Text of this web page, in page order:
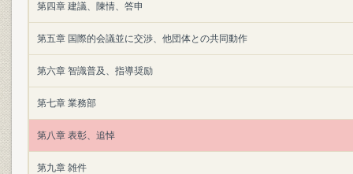
第四章 建議、陳情、答申
第五章 国際的会議並に交渉、他団体との共同動作
第六章 智識普及、指導奨励
第七章 業務部
第八章 表彰、追悼
第九章 雑件